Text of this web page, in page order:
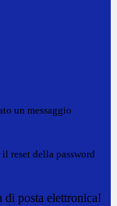
un messaggio
reset della password
di posta elettronica!